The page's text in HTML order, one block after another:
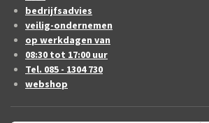
bedrijfsadvies
veilig-ondernemen
op werkdagen van
08:30 tot 17:00 uur
Tel. 085 - 1304 730
webshop